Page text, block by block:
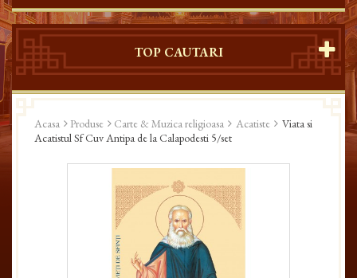
TOP CAUTARI
Acasa Produse Carte & Muzica religioasa Acatiste
Viata si
Acatistul Sf Cuv Antipa de la Calapodesti 5/set